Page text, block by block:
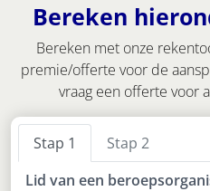
Bereken
Bereken met onze
premie/offerte voor de
vraag een offerte voor
Stap 1
Stap 2
Lid van een